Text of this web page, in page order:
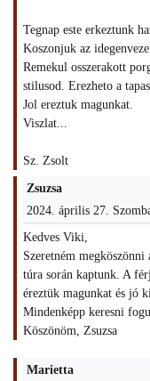
Tegnap este erkeztunk
Koszonjuk az
Remekul osszerakott
stilusod. Erezheto a
Jol ereztuk magunkat.
Viszlat...
Sz. Zsolt
Zsuzsa
2024. április 27.
Kedves Viki,
Szeretném
túra során kaptunk. A
éreztük magunkat és jó
Mindenképp keresni
Köszönöm, Zsuzsa
Marietta